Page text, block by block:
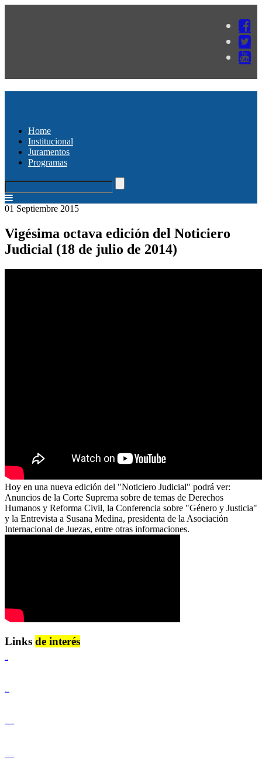
Home
Institucional
Juramentos
Programas
01 Septiembre 2015
Vigésima octava edición del Noticiero
Judicial (18 de julio de 2014)
Hoy en una nueva edición del "Noticiero Judicial" podrá ver:
Anuncios de la Corte Suprema sobre de temas de Derechos
Humanos y Reforma Civil, la Conferencia sobre "Género y Justicia"
y la Entrevista a Susana Medina, presidenta de la Asociación
Internacional de Juezas, entre otras informaciones.
Links de interés